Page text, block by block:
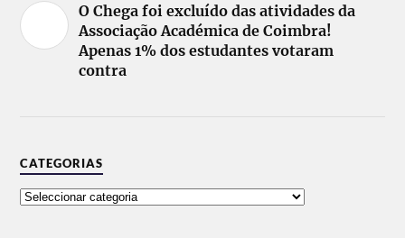
O Chega foi excluído das atividades da
Associação Académica de Coimbra!
Apenas 1% dos estudantes votaram
contra
CATEGORIAS